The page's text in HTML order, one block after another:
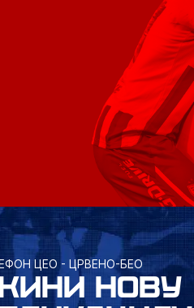
ЦЕО - ЦРВЕНО-БЕО
НОВУ